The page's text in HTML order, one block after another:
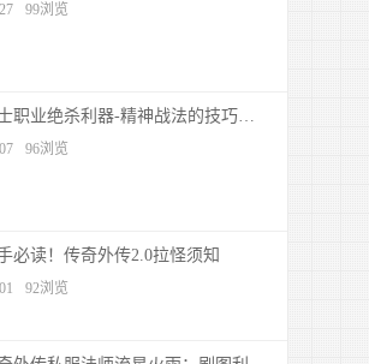
99浏览
道士职业绝杀利器-精神战法的技巧与应用
96浏览
必读！传奇外传2.0拉怪须知
92浏览